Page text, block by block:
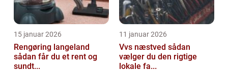
15 januar 2026
Rengøring langeland
sådan får du et rent og
sundt...
11 januar 2026
Vvs næstved sådan
vælger du den rigtige
lokale fa...